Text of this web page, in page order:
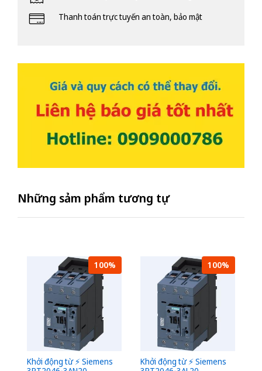
Thanh toán trực tuyến an toàn, bảo mật
Những sảm phẩm tương tự
100%
Khởi động từ ⚡️ Siemens
100%
Khởi động từ ⚡️ Siemens